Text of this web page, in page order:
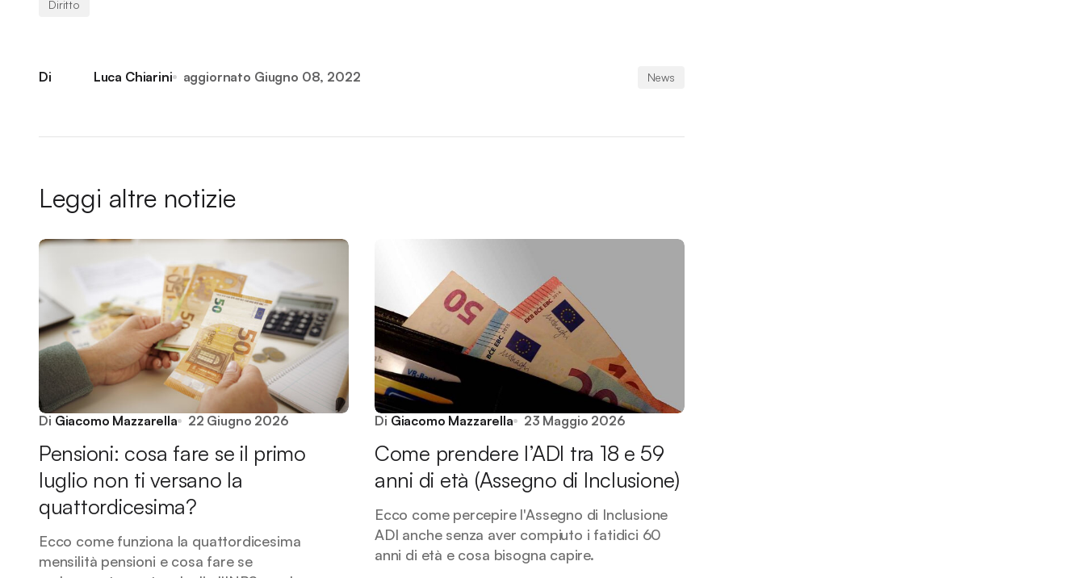
Diritto
Di Luca Chiarini aggiornato Giugno 08, 2022 News
Leggi altre notizie
Di Giacomo Mazzarella 22 Giugno 2026
Pensioni: cosa fare se il primo
luglio non ti versano la
quattordicesima?
Ecco come funziona la quattordicesima
mensilità pensioni e cosa fare se
Di Giacomo Mazzarella 23 Maggio 2026
Come prendere l’ADI tra 18 e 59
anni di età (Assegno di Inclusione)
Ecco come percepire l'Assegno di Inclusione
ADI anche senza aver compiuto i fatidici 60
anni di età e cosa bisogna capire.